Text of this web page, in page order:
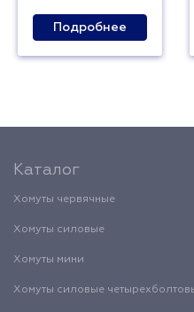
Подробнее
Каталог
Хомуты червячные
Хомуты силовые
Хомуты мини
Хомуты силовые